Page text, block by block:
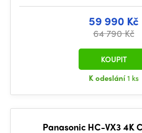
59 990 Kč
64 790 Kč
K odeslání1 ks
KOUPIT
Panasonic HC-VX3 4K